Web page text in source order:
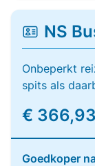
NS
Onbeperkt
spits als
€
Goedkoper